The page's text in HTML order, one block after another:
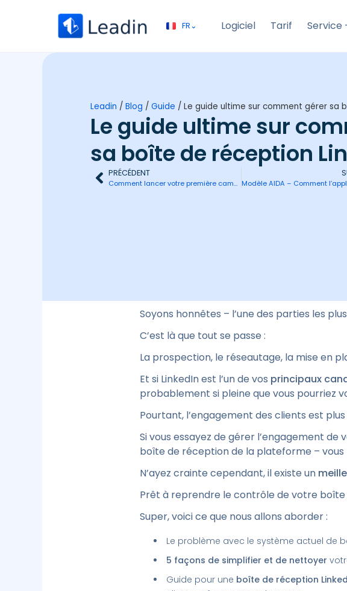
FR⌄
EN⌄ Logiciel Tarif Service
Leadin / Blog / Guide / Le guide ultime sur comment gérer sa
Le guide ultime sur
sa boîte de réception
PRÉCÉDENT
Comment lancer votre première campagne avec Leadin
Soyons honnêtes – l’une des parties les
C’est là que tout se passe :
La prospection, le réseautage, la mise en
Et si LinkedIn est l’un de vos principaux
probablement si pleine que vous pourriez
Pourtant, l’engagement des clients est plus
Si vous essayez de gérer l’engagement
boîte de réception de la plateforme – vous
N’ayez crainte cependant, il existe un
Prêt à reprendre le contrôle de votre
Super, voici ce que nous allons aborder :
Le problème avec le système actuel de
5 façons de simplifier et de nettoyer
Guide pour une boîte de réception